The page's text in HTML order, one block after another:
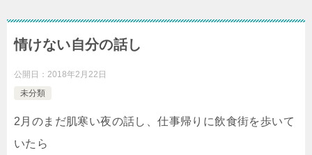
情けない自分の話し
公開日： 2018年2月22日
未分類
2月のまだ肌寒い夜の話し、仕事帰りに飲食街を歩いて
いたら